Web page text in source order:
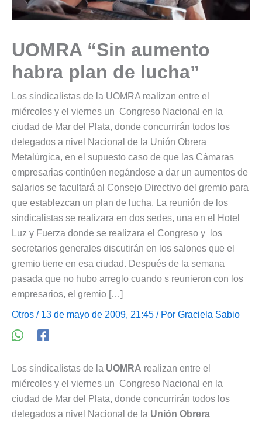
UOMRA “Sin aumento
habra plan de lucha”
Los sindicalistas de la UOMRA realizan entre el
miércoles y el viernes un Congreso Nacional en la
ciudad de Mar del Plata, donde concurrirán todos los
delegados a nivel Nacional de la Unión Obrera
Metalúrgica, en el supuesto caso de que las Cámaras
empresarias continúen negándose a dar un aumentos de
salarios se facultará al Consejo Directivo del gremio para
que establezcan un plan de lucha. La reunión de los
sindicalistas se realizara en dos sedes, una en el Hotel
Luz y Fuerza donde se realizara el Congreso y los
secretarios generales discutirán en los salones que el
gremio tiene en esa ciudad. Después de la semana
pasada que no hubo arreglo cuando s reunieron con los
empresarios, el gremio […]
Otros / 13 de mayo de 2009, 21:45 / Por Graciela Sabio
Los sindicalistas de la UOMRA realizan entre el
miércoles y el viernes un Congreso Nacional en la
ciudad de Mar del Plata, donde concurrirán todos los
delegados a nivel Nacional de la Unión Obrera